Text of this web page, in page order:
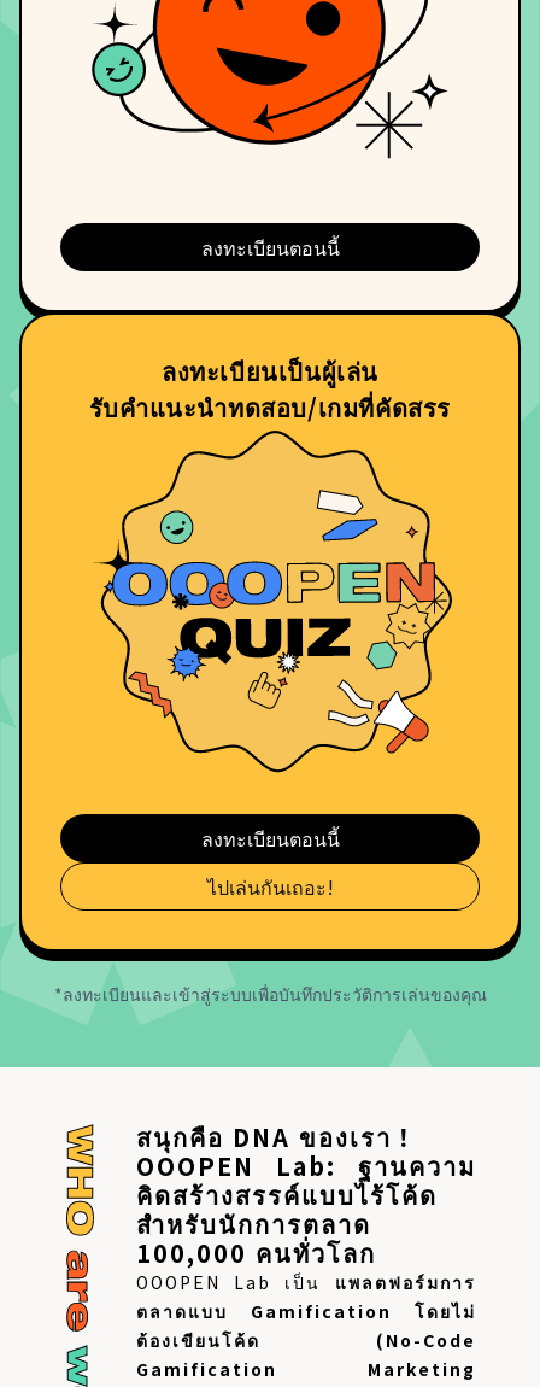
ลงทะเบียนตอนนี้
ลงทะเบียนเป็นผู้เล่น
รับคำแนะนำทดสอบ/เกมที่คัดสรร
ลงทะเบียนตอนนี้
ไปเล่นกันเถอะ!
*ลงทะเบียนและเข้าสู่ระบบเพื่อบันทึกประวัติการเล่นของคุณ
สนุกคือ DNA ของเรา！
OOOPEN Lab: ฐานความ
คิดสร้างสรรค์แบบไร้โค้ด
สำหรับนักการตลาด
100,000 คนทั่วโลก
OOOPEN Lab เป็น แพลตฟอร์มการ
ตลาดแบบ Gamification โดยไม่
ต้องเขียนโค้ด (No-Code
Gamification Marketing